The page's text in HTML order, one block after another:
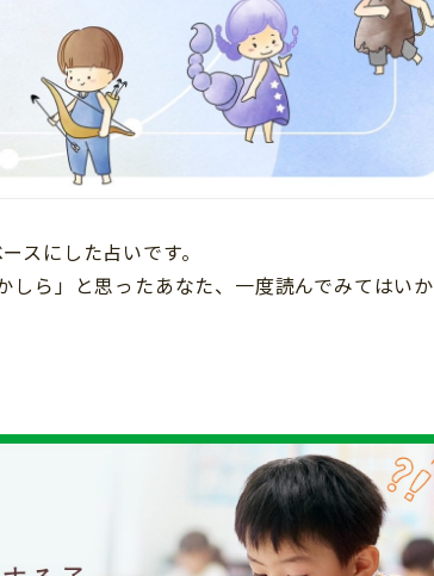
スにした占いです。
しら」と思ったあなた、一度読んでみてはいか